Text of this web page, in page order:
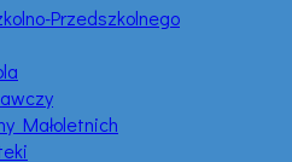
Przedszkolnego
Małoletnich